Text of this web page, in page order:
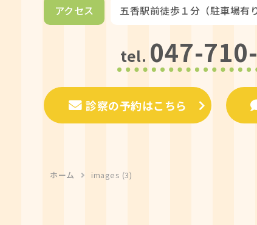
アクセス 五香駅前徒歩１分（駐車場有り
tel. 047-
診察の予約はこちら
ホーム images (3)